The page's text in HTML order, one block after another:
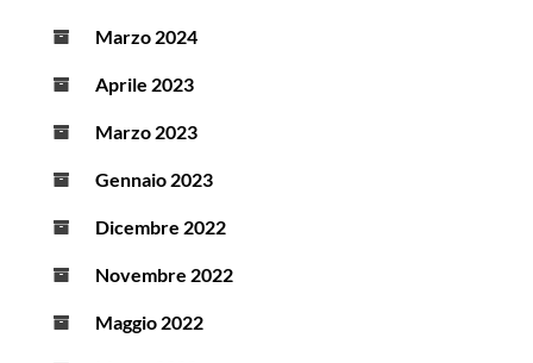
Marzo 2024
Aprile 2023
Marzo 2023
Gennaio 2023
Dicembre 2022
Novembre 2022
Maggio 2022